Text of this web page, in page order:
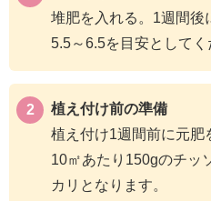
堆肥を入れる。1週間後
5.5～6.5を目安としてく
植え付け前の準備
植え付け1週間前に元肥
10㎡あたり150gのチッ
カリとなります。